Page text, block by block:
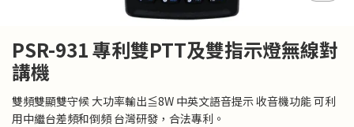
PSR-931 專利雙PTT及雙指示燈無線對
講機
雙頻雙顯雙守候 大功率輸出≦8W 中英文語音提示 收音機功能 可利
用中繼台差頻和倒頻 台灣研發，合法專利。